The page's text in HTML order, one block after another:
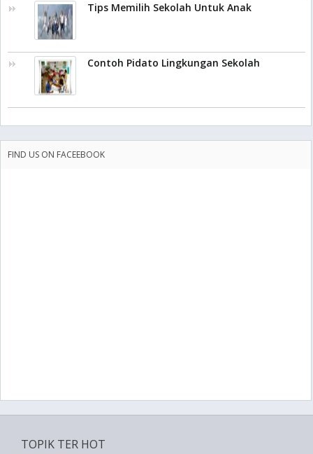
Tips Memilih Sekolah Untuk Anak
Contoh Pidato Lingkungan Sekolah
FIND US ON FACEEBOOK
TOPIK TER HOT